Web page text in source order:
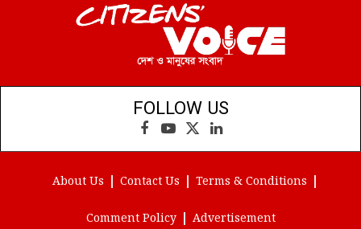
FOLLOW US
Facebook
YouTube
X
(Twitter)
LinkedIn
About Us Contact Us Terms & Conditions
Comment Policy Advertisement